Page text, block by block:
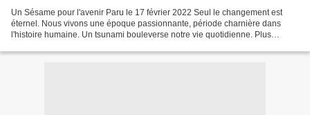
Un Sésame pour l'avenir Paru le 17 février 2022 Seul le changement est
éternel. Nous vivons une époque passionnante, période charnière dans
l'histoire humaine. Un tsunami bouleverse notre vie quotidienne. Plus